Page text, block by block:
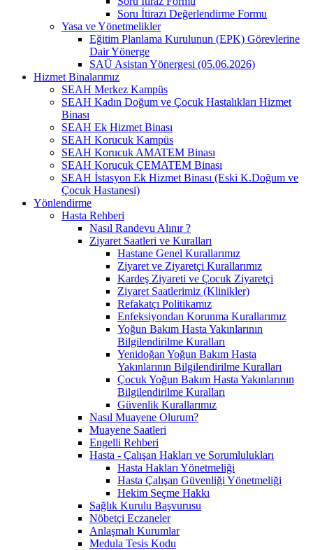
Soru İtirazı Değerlendirme Formu
Yasa ve Yönetmelikler
Eğitim Planlama Kurulunun (EPK) Görevlerine
Dair Yönerge
SAÜ Asistan Yönergesi (05.06.2026)
Hizmet Binalarımız
SEAH Merkez Kampüs
SEAH Kadın Doğum ve Çocuk Hastalıkları Hizmet
Binası
SEAH Ek Hizmet Binası
SEAH Korucuk Kampüs
SEAH Korucuk AMATEM Binası
SEAH Korucuk ÇEMATEM Binası
SEAH İstasyon Ek Hizmet Binası (Eski K.Doğum ve
Çocuk Hastanesi)
Yönlendirme
Hasta Rehberi
Nasıl Randevu Alınır ?
Ziyaret Saatleri ve Kuralları
Hastane Genel Kurallarımız
Ziyaret ve Ziyaretçi Kurallarımız
Kardeş Ziyareti ve Çocuk Ziyaretçi
Ziyaret Saatlerimiz (Klinikler)
Refakatçı Politikamız
Enfeksiyondan Korunma Kurallarımız
Yoğun Bakım Hasta Yakınlarının
Bilgilendirilme Kuralları
Yenidoğan Yoğun Bakım Hasta
Yakınlarının Bilgilendirilme Kuralları
Çocuk Yoğun Bakım Hasta Yakınlarının
Bilgilendirilme Kuralları
Güvenlik Kurallarımız
Nasıl Muayene Olurum?
Muayene Saatleri
Engelli Rehberi
Hasta - Çalışan Hakları ve Sorumlulukları
Hasta Hakları Yönetmeliği
Hasta Çalışan Güvenliği Yönetmeliği
Hekim Seçme Hakkı
Sağlık Kurulu Başvurusu
Nöbetçi Eczaneler
Anlaşmalı Kurumlar
Medula Tesis Kodu